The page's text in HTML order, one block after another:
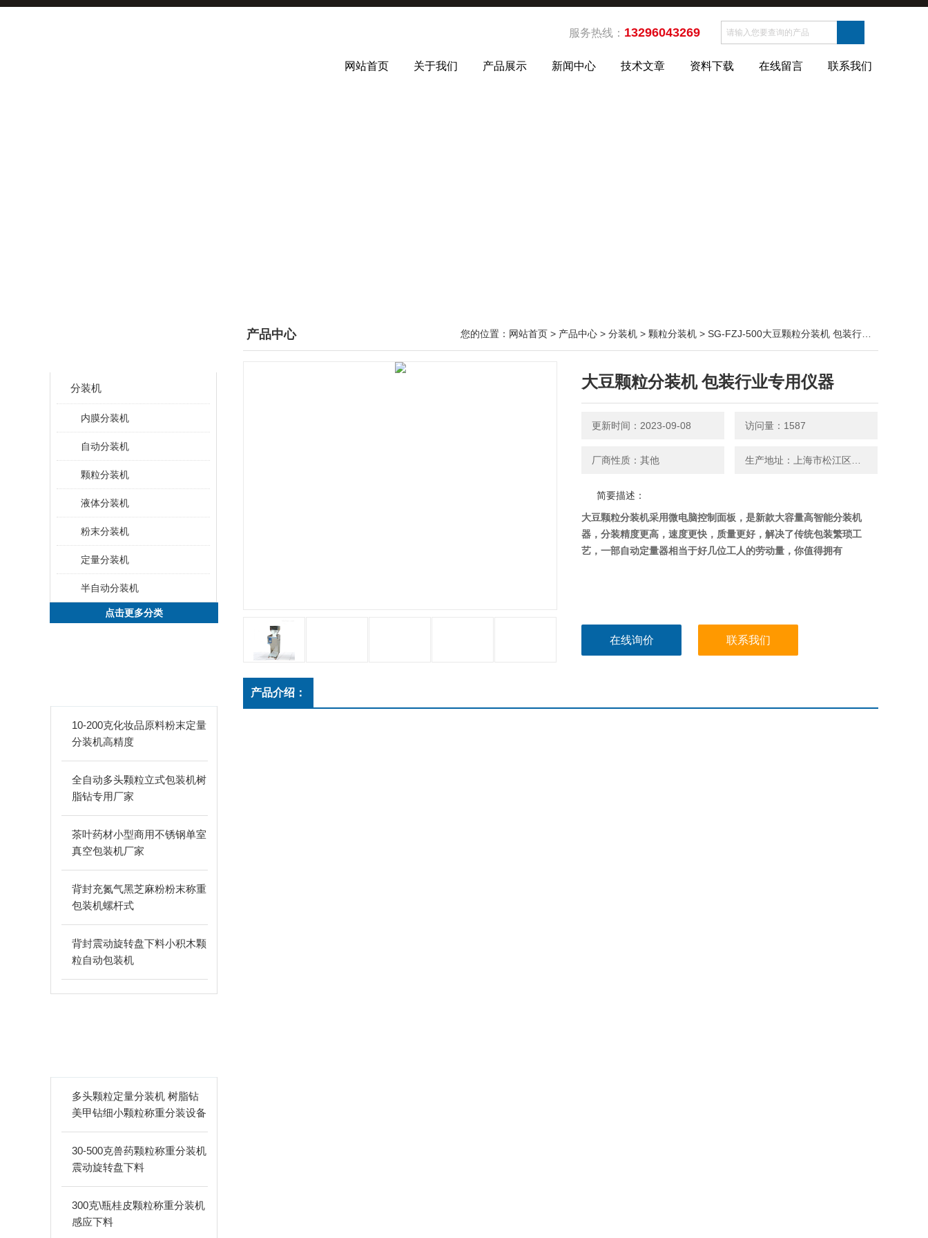
服务热线： 13296043269
网站首页 关于我们 产品展示 新闻中心 技术文章 资料下载 在线留言 联系我们
分装机
内膜分装机
自动分装机
颗粒分装机
液体分装机
粉末分装机
定量分装机
半自动分装机
点击更多分类
10-200克化妆品原料粉末定量
分装机高精度
全自动多头颗粒立式包装机树
脂钻专用厂家
茶叶药材小型商用不锈钢单室
真空包装机厂家
背封充氮气黑芝麻粉粉末称重
包装机螺杆式
背封震动旋转盘下料小积木颗
粒自动包装机
多头颗粒定量分装机 树脂钻
美甲钻细小颗粒称重分装设备
支持24-60头定制
30-500克兽药颗粒称重分装机
震动旋转盘下料
300克\瓶桂皮颗粒称重分装机
感应下料
产品中心 您的位置： 网站首页 > 产品中心 > 分装机 > 颗粒分装机 > SG-FZJ-500大豆颗粒分装机 包装行业专用仪器
大豆颗粒分装机 包装行业专用仪器
更新时间：2023-09-08 访问量：1587
厂商性质：其他
简要描述：
大豆颗粒分装机采用微电脑控制面板，是新款大容量高智能分装机
器，分装精度更高，速度更快，质量更好，解决了传统包装繁琐工
艺，一部自动定量器相当于好几位工人的劳动量，你值得拥有
在线询价 联系我们
产品介绍：